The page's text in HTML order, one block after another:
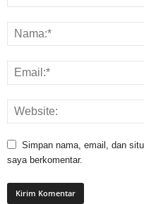
Simpan nama, email, dan
saya berkomentar.